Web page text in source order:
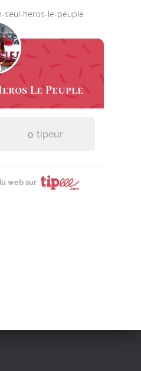
heros-le-peuple
Le Peuple
0 tipeur
web sur